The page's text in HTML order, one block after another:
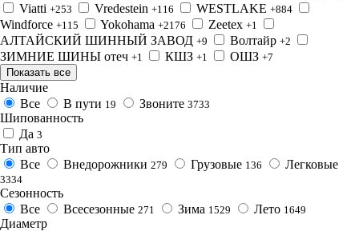
Viatti +253 Vredestein +116 WESTLAKE +884
Windforce +115 Yokohama +2176 Zeetex +1
АЛТАЙСКИЙ ШИННЫЙ ЗАВОД +9 Волтайр +2
ЗИМНИЕ ШИНЫ отеч +1 КШЗ +1 ОШЗ +7
Показать все
Наличие
Все
В пути 19 Звоните 3733
Шипованность
Да 3
Тип авто
Все
Внедорожники 279 Грузовые 136 Легковые
3334
Сезонность
Все
Всесезонные 271 Зима 1529 Лето 1649
Диаметр